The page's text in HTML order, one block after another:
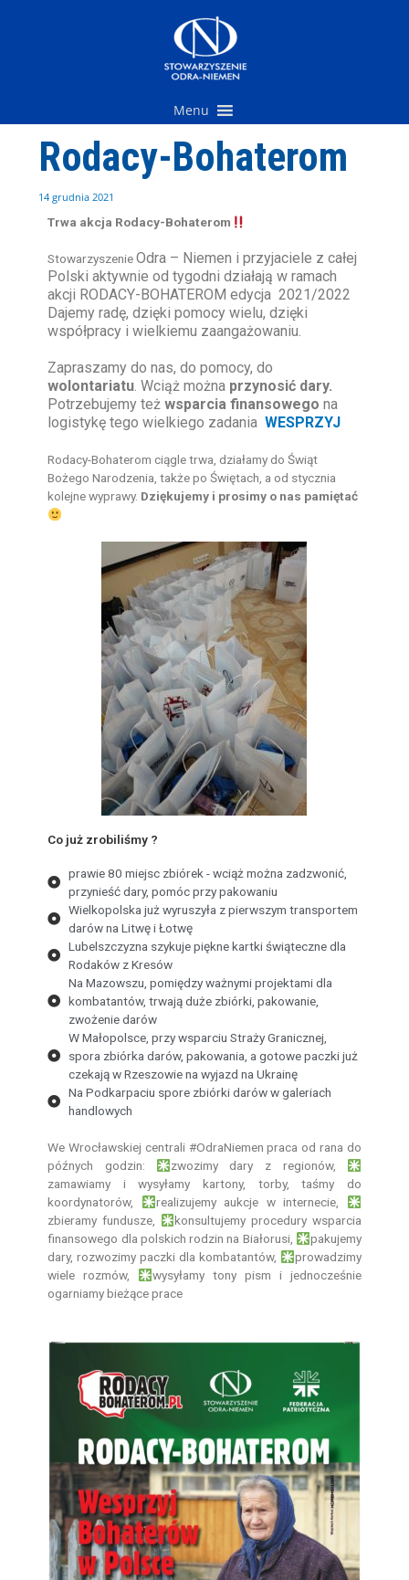
Menu
Rodacy-Bohaterom
14 grudnia 2021
Trwa akcja Rodacy-Bohaterom
StowarzyszenieOdra – Niemen i przyjaciele z całej
Polski aktywnie od tygodni działają w ramach
akcji RODACY-BOHATEROM edycja 2021/2022
Dajemy radę, dzięki pomocy wielu, dzięki
współpracy i wielkiemu zaangażowaniu.
Zapraszamy do nas, do pomocy, do
wolontariatu. Wciąż można przynosić dary.
Potrzebujemy teżwsparcia finansowego na
logistykę tego wielkiego zadaniaWESPRZYJ
Rodacy-Bohaterom ciągle trwa, działamy do Świąt
Bożego Narodzenia, także po Świętach, a od stycznia
kolejne wyprawy. Dziękujemy i prosimy o nas pamiętać
Co już zrobiliśmy ?
prawie 80 miejsc zbiórek - wciąż można zadzwonić,
przynieść dary, pomóc przy pakowaniu
Wielkopolska już wyruszyła z pierwszym transportem
darów na Litwę i Łotwę
Lubelszczyzna szykuje piękne kartki świąteczne dla
Rodaków z Kresów
Na Mazowszu, pomiędzy ważnymi projektami dla
kombatantów, trwają duże zbiórki, pakowanie,
zwożenie darów
W Małopolsce, przy wsparciu Straży Granicznej,
spora zbiórka darów, pakowania, a gotowe paczki już
czekają w Rzeszowie na wyjazd na Ukrainę
Na Podkarpaciu spore zbiórki darów w galeriach
handlowych
We Wrocławskiej centrali #OdraNiemen praca od rana do
późnych godzin:
zwozimy dary z regionów,
zamawiamy i wysyłamy kartony, torby, taśmy do
koordynatorów,
realizujemy aukcje w internecie,
zbieramy fundusze,
konsultujemy procedury wsparcia
finansowego dla polskich rodzin na Białorusi,
pakujemy
dary, rozwozimy paczki dla kombatantów,
prowadzimy
wiele rozmów,
wysyłamy tony pism i jednocześnie
ogarniamy bieżące prace